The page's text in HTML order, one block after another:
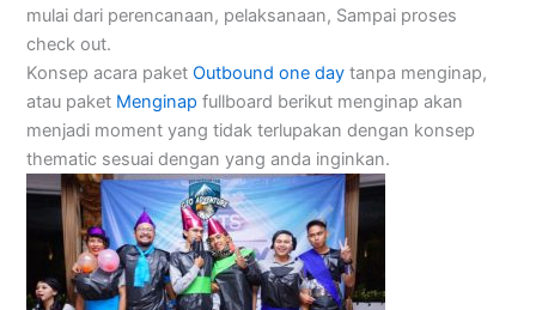
mulai dari perencanaan, pelaksanaan, Sampai proses
check out.
Konsep acara paketOutbound one day tanpa menginap,
atau paket Menginap fullboard berikut menginap akan
menjadi moment yang tidak terlupakan dengan konsep
thematic sesuai dengan yang anda inginkan.